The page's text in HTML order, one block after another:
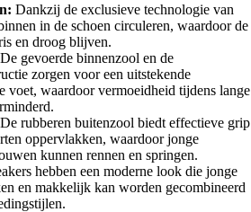
Dankzij de exclusieve technologie van
in de schoen circuleren, waardoor de
en droog blijven.
De gevoerde binnenzool en de
zorgen voor een uitstekende
voet, waardoor vermoeidheid tijdens lange
De rubberen buitenzool biedt effectieve grip
oppervlakken, waardoor jonge
kunnen rennen en springen.
hebben een moderne look die jonge
en makkelijk kan worden gecombineerd